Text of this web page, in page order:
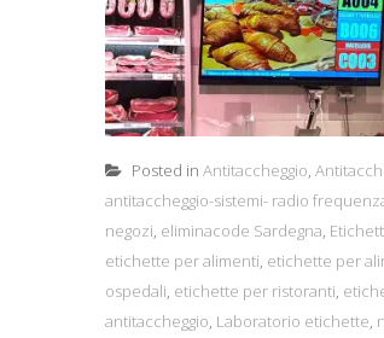
Posted in Antitaccheggio
antitaccheggio-sistemi- radio
negozi eliminacode Sardegna
etichette per alimenti etichette per
ospedali etichette per ristoranti
antitaccheggio Laboratorio etichette